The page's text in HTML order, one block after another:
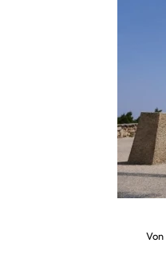
Von